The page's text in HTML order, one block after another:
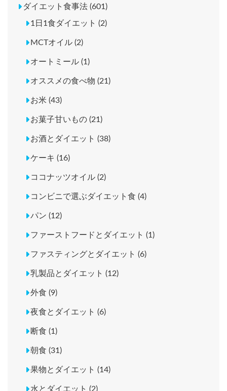
ダイエット食事法 (601)
1日1食ダイエット (2)
MCTオイル (2)
オートミール (1)
オススメの食べ物 (21)
お米 (43)
お菓子甘いもの (21)
お酒とダイエット (38)
ケーキ (16)
ココナッツオイル (2)
コンビニで選ぶダイエット食 (4)
パン (12)
ファーストフードとダイエット (1)
ファスティングとダイエット (6)
乳製品とダイエット (12)
外食 (9)
夜食とダイエット (6)
断食 (1)
朝食 (31)
果物とダイエット (14)
水とダイエット (2)